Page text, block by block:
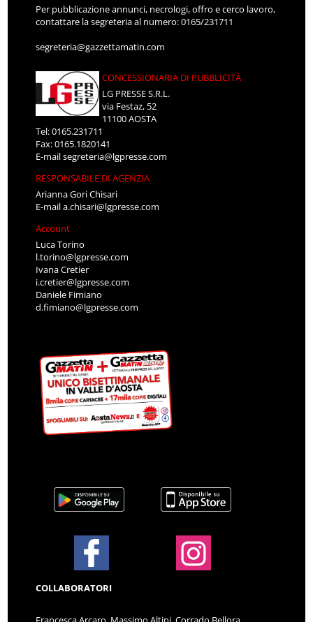
Per pubblicazione annunci, necrologi, offro e cerco lavoro,
contattare la segreteria al numero: 0165/231711
segreteria@gazzettamatin.com
CONCESSIONARIA DI PUBBLICITÀ
LG PRESSE S.R.L.
via Festaz, 52
11100 AOSTA
Tel: 0165.231711
Fax: 0165.1820141
E-mailsegreteria@lgpresse.com
RESPONSABILE DI AGENZIA
Arianna Gori Chisari
E-maila.chisari@lgpresse.com
Account
Luca Torino
l.torino@lgpresse.com
Ivana Cretier
i.cretier@lgpresse.com
Daniele Fimiano
d.fimiano@lgpresse.com
COLLABORATORI